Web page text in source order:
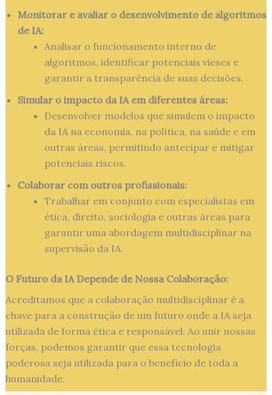
Monitorar e avaliar o desenvolvimento de algoritmos
de IA:
Analisar o funcionamento interno de
algoritmos, identificar potenciais vieses e
garantir a transparência de suas decisões.
Simular o impacto da IA em diferentes áreas:
Desenvolver modelos que simulem o impacto
da IA na economia, na política, na saúde e em
outras áreas, permitindo antecipar e mitigar
potenciais riscos.
Colaborar com outros profissionais:
Trabalhar em conjunto com especialistas em
ética, direito, sociologia e outras áreas para
garantir uma abordagem multidisciplinar na
supervisão da IA.
O Futuro da IA Depende de Nossa Colaboração:
Acreditamos que a colaboração multidisciplinar é a
chave para a construção de um futuro onde a IA seja
utilizada de forma ética e responsável. Ao unir nossas
forças, podemos garantir que essa tecnologia
poderosa seja utilizada para o benefício de toda a
humanidade.